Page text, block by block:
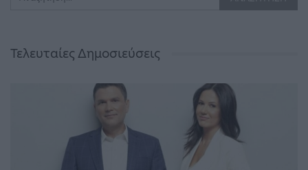
Τελευταίες Δημοσιεύσεις